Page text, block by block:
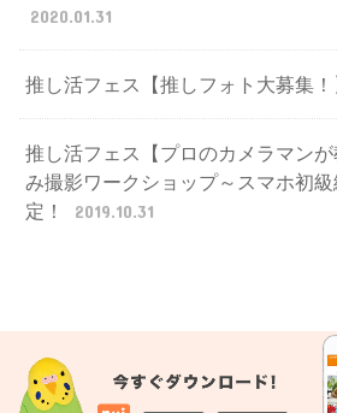
2020.01.31
推し活フェス【推しフォト大募集！
推し活フェス【プロのカメラマン
み撮影ワークショップ～スマホ初
定！
2019.10.31